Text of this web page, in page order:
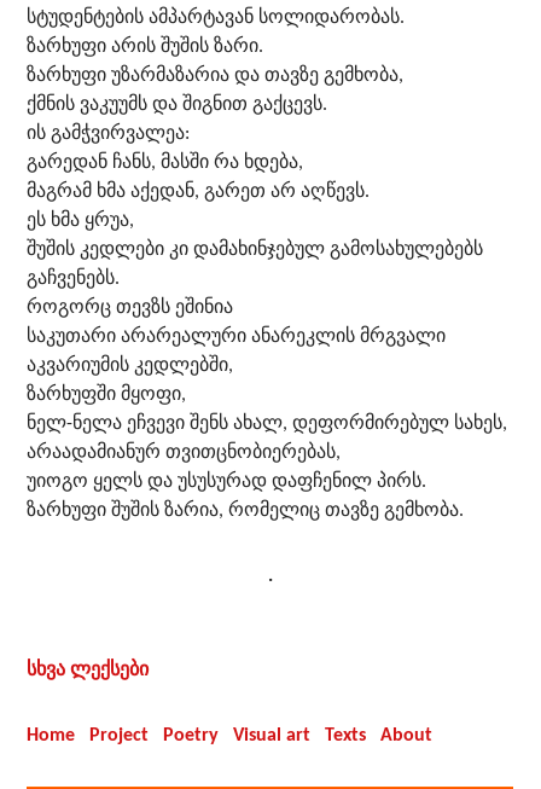
სტუდენტების ამპარტავან სოლიდარობას.
ზარხუფი არის შუშის ზარი.
ზარხუფი უზარმაზარია და თავზე გემხობა,
ქმნის ვაკუუმს და შიგნით გაქცევს.
ის გამჭვირვალეა:
გარედან ჩანს, მასში რა ხდება,
მაგრამ ხმა აქედან, გარეთ არ აღწევს.
ეს ხმა ყრუა,
შუშის კედლები კი დამახინჯებულ გამოსახულებებს
გაჩვენებს.
როგორც თევზს ეშინია
საკუთარი არარეალური ანარეკლის მრგვალი
აკვარიუმის კედლებში,
ზარხუფში მყოფი,
ნელ-ნელა ეჩვევი შენს ახალ, დეფორმირებულ სახეს,
არაადამიანურ თვითცნობიერებას,
უიოგო ყელს და უსუსურად დაფჩენილ პირს.
ზარხუფი შუშის ზარია, რომელიც თავზე გემხობა.
.
სხვა ლექსები
Home Project PoetryVisual artTextsAbout